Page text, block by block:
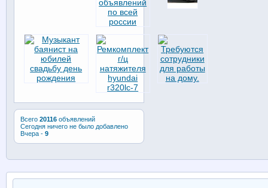
Всего 20116объявлений
Сегодня ничего не было добавлено
Вчера - 9